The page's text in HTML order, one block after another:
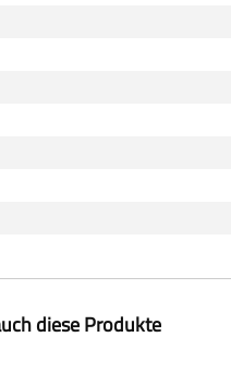
diese Produkte